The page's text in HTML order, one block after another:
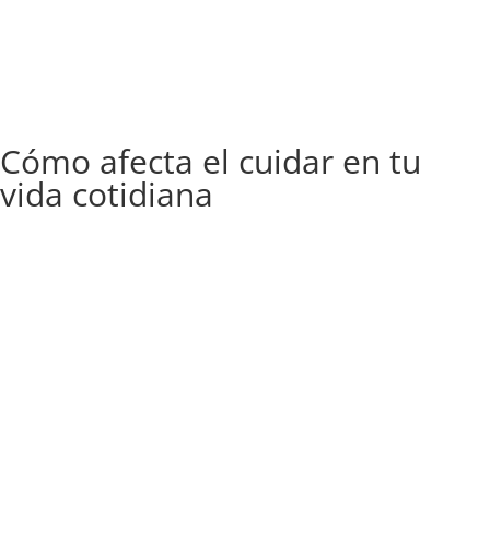
Cómo afecta el cuidar en tu
vida cotidiana